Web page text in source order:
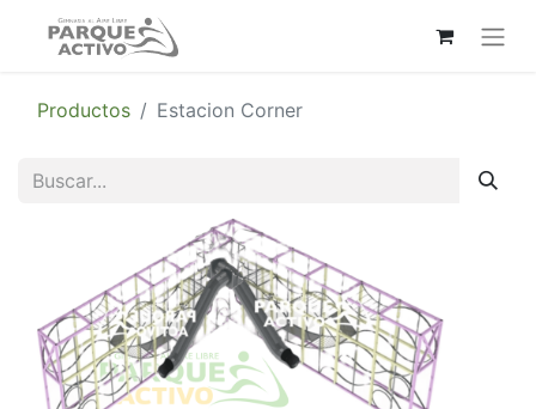
Productos Estacion Corner